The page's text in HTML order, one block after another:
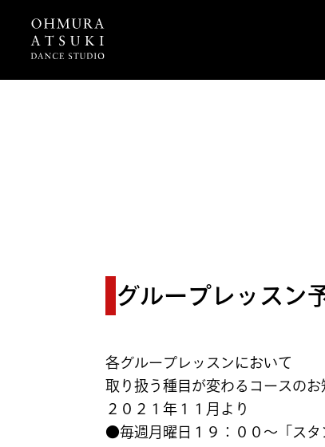
グループレッスン
各グループレッスンにおいて
取り扱う種目が変わるコースのお
２０２１年１１月より
●毎週月曜日１９：００～「スタ